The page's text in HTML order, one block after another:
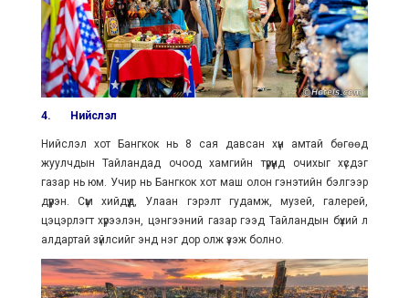
4. Нийслэл
Нийслэл хот Бангкок нь 8 сая давсан хүн амтай бөгөөд
жуулчдын Тайландад очоод хамгийн түрүүнд очихыг хүсдэг
газар нь юм. Учир нь Бангкок хот маш олон гэнэтийн бэлгээр
дүүрэн. Сүм хийдүүд, Улаан гэрэлт гудамж, музей, галерей,
цэцэрлэгт хүрээлэн, цэнгээний газар гээд Тайландын бүхий л
алдартай зүйлсийг энд нэг дор олж үзэж болно.